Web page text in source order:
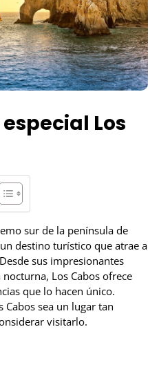
Los
sur de la península de
destino turístico que atrae a
sus impresionantes
Los Cabos ofrece
que lo hacen único.
Cabos sea un lugar tan
visitarlo.